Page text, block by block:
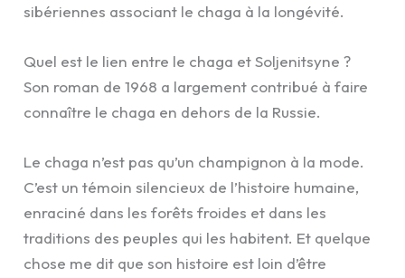
sibériennes associant le chaga à la longévité.
Quel est le lien entre le chaga et Soljenitsyne ?
Son roman de 1968 a largement contribué à faire
connaître le chaga en dehors de la Russie.
Le chaga n’est pas qu’un champignon à la mode.
C’est un témoin silencieux de l’histoire humaine,
enraciné dans les forêts froides et dans les
traditions des peuples qui les habitent. Et quelque
chose me dit que son histoire est loin d’être